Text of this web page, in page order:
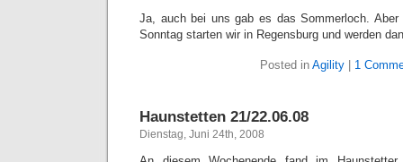
Ja, auch bei uns gab es das Sommerloch.
Sonntag starten wir in Regensburg und werden
Posted in Agility| 1
Haunstetten 21/22.06.08
Dienstag, Juni 24th, 2008